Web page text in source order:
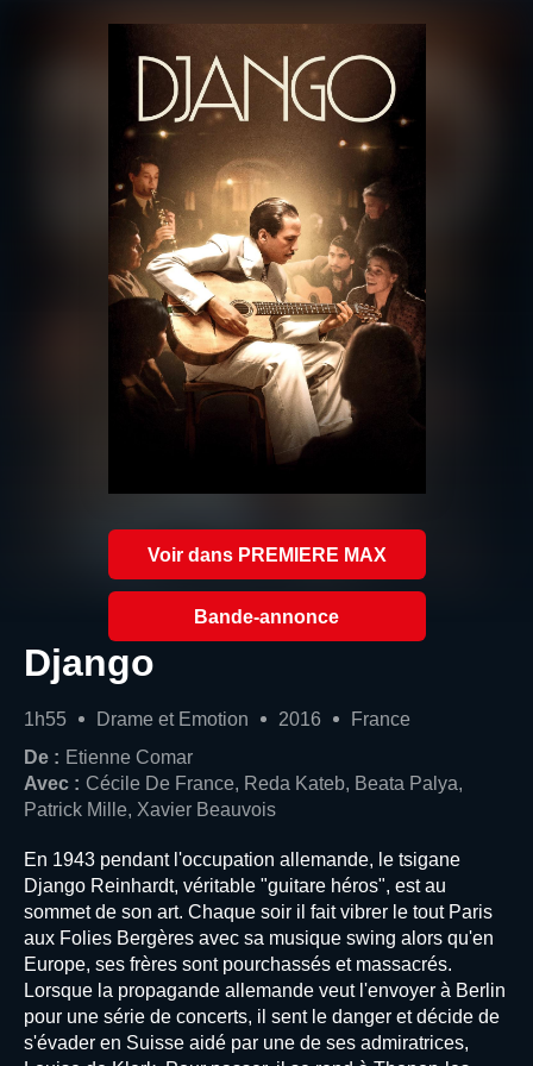
Voir dans PREMIERE MAX
Bande-annonce
Django
1h55 Drame et Emotion 2016
France
De : Etienne Comar
Avec : Cécile De France, Reda Kateb, Beata Palya,
Patrick Mille, Xavier Beauvois
En 1943 pendant l'occupation allemande, le tsigane
Django Reinhardt, véritable "guitare héros", est au
sommet de son art. Chaque soir il fait vibrer le tout Paris
aux Folies Bergères avec sa musique swing alors qu'en
Europe, ses frères sont pourchassés et massacrés.
Lorsque la propagande allemande veut l'envoyer à Berlin
pour une série de concerts, il sent le danger et décide de
s'évader en Suisse aidé par une de ses admiratrices,